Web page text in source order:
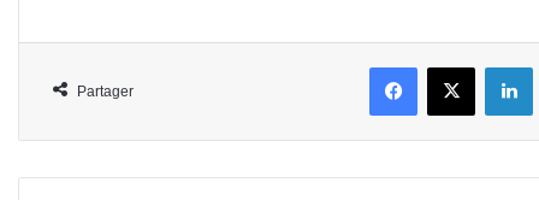
Partager
FacebookX